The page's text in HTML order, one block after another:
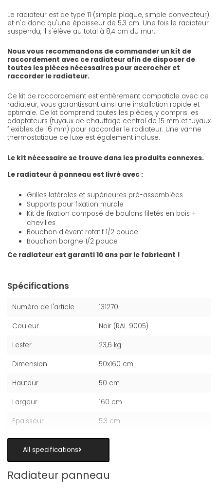
Le radiateur est de type 11 (simple plaque, simple convecteur)
et n'a donc qu'une épaisseur de 5,3 cm. Une fois le radiateur
suspendu, il s'élève au total à 8,4 cm du mur.
Nous vous recommandons de commander un kit de
raccordement avec ce radiateur afin de disposer de
toutes les pièces nécessaires pour accrocher et
raccorder le radiateur.
Ce kit de raccordement est entièrement compatible avec ce
radiateur, vous garantissant ainsi une installation rapide et
optimale. Ce kit comprend toutes les pièces, y compris les
adaptateurs (tuyaux de chauffage central de 15 mm et tuyaux
flexibles de 16 mm) pour raccorder le radiateur. Une vanne
thermostatique de luxe est également incluse.
Le kit nécessaire se trouve dans les produits connexes.
Le radiateur à panneau est livré avec :
Grilles latérales et supérieures pré-assemblées
Supports pour fixation murale
Kit de fixation composé de boulons filetés en bois +
chevilles
Bouchon d'évent rotatif 1/2 pouce
Bouchon borgne 1/2 pouce
Ce radiateur est garanti 10 ans par le fabricant !
Spécifications
Numéro de l'article 131270
Couleur Noir (RAL 9005)
Lester 23,6 kg
Dimension 50x160 cm
Hauteur 50 cm
Largeur 160 cm
Epaisseur 5,3 cm
All specifications
Radiateur panneau